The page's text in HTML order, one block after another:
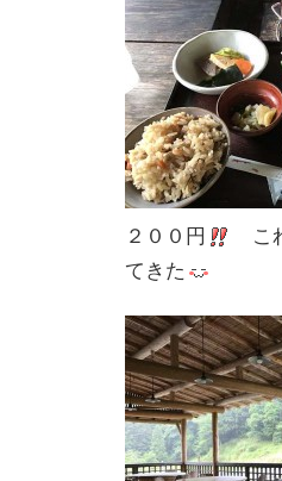
２００円
こ
てきた